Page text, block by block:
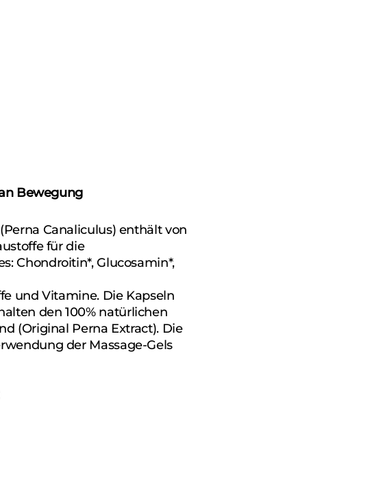
Bewegung
Canaliculus) enthält von
für die
Chondroitin*, Glucosamin*,
und Vitamine. Die Kapseln
den 100% natürlichen
(Original Perna Extract). Die
der Massage-Gels